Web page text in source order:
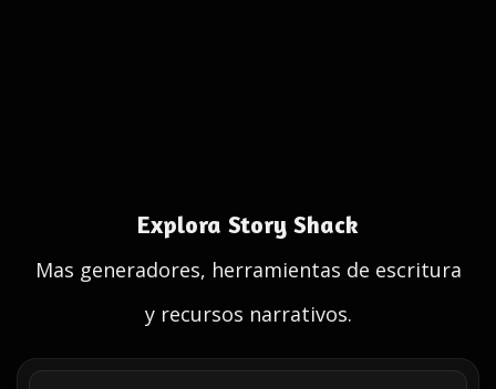
Explora Story Shack
Mas generadores, herramientas de escritura
y recursos narrativos.